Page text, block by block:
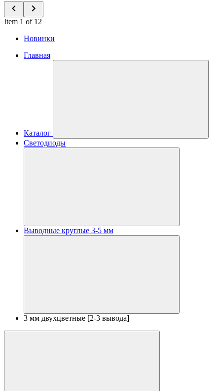
Item 1 of 12
Новинки
Главная
Каталог
Светодиоды
Выводные круглые 3-5 мм
3 мм двухцветные [2-3 вывода]